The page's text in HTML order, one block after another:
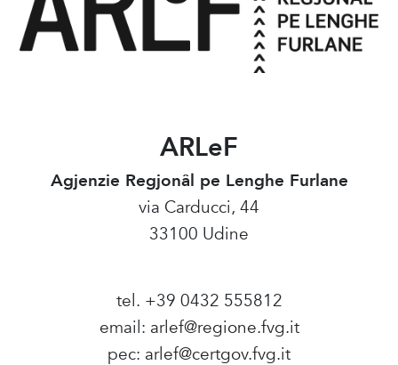
ARLeF
Agjenzie Regjonâl pe Lenghe Furlane
via Carducci, 44
33100 Udine
tel. +39 0432 555812
email: arlef@regione.fvg.it
pec: arlef@certgov.fvg.it